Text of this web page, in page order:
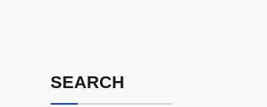
SEARCH